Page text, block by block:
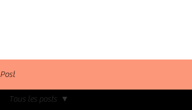
Post
Tous les posts